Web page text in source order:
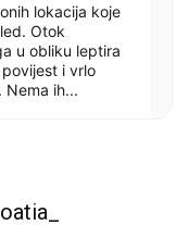
lokacija koje
Otok
u obliku leptira
i vrlo
Nema ih...